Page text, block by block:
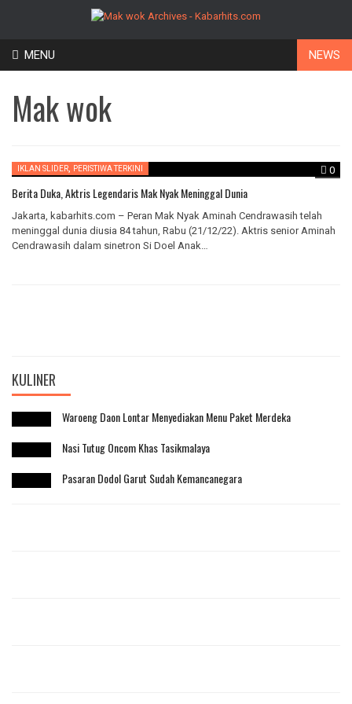
MENU NEWS
Mak wok
0
IKLAN SLIDER, PERISTIWA TERKINI
Berita Duka, Aktris Legendaris Mak Nyak Meninggal Dunia
Jakarta, kabarhits.com – Peran Mak Nyak Aminah Cendrawasih telah
meninggal dunia diusia 84 tahun, Rabu (21/12/22). Aktris senior Aminah
Cendrawasih dalam sinetron Si Doel Anak…
KULINER
Waroeng Daon Lontar Menyediakan Menu Paket Merdeka
Nasi Tutug Oncom Khas Tasikmalaya
Pasaran Dodol Garut Sudah Kemancanegara